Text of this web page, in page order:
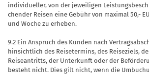
individueller, von der jeweiligen
chender Reisen eine Gebühr von maximal 50,-
und Woche zu erheben.
9.2 Ein Anspruch des Kunden nach
hinsicht­lich des Reisetermins, des Reiseziels,
Reiseantritts, der Unterkunft oder der
besteht nicht. Dies gilt nicht, wenn die